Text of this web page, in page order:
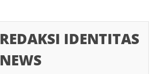
REDAKSI IDENTITAS
NEWS